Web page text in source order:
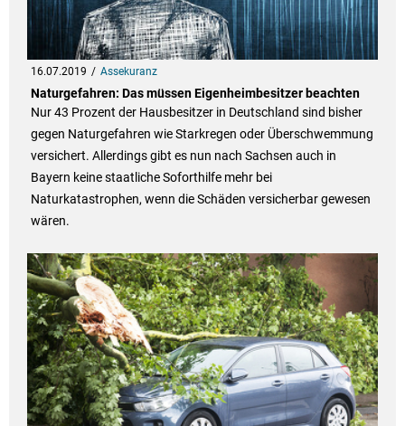
16.07.2019 Assekuranz
Naturgefahren: Das müssen Eigenheimbesitzer beachten
Nur 43 Prozent der Hausbesitzer in Deutschland sind bisher
gegen Naturgefahren wie Starkregen oder Überschwemmung
versichert. Allerdings gibt es nun nach Sachsen auch in
Bayern keine staatliche Soforthilfe mehr bei
Naturkatastrophen, wenn die Schäden versicherbar gewesen
wären.